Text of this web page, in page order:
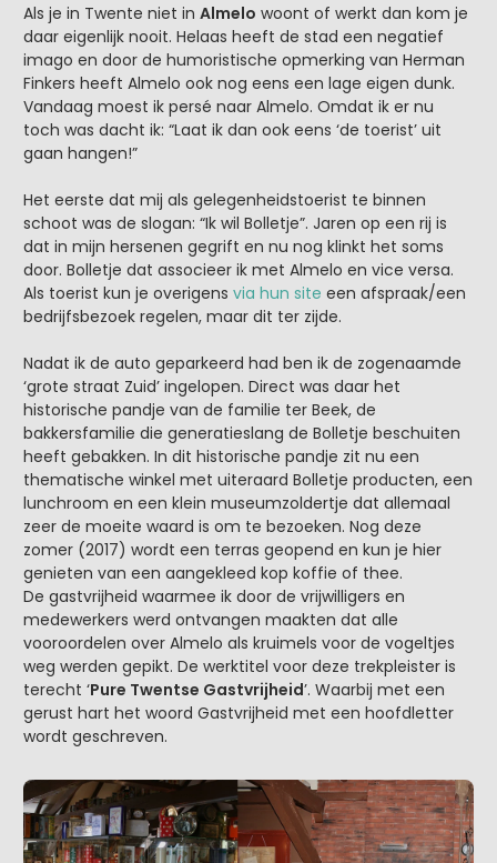
Als je in Twente niet in Almelo woont of werkt dan kom je
daar eigenlijk nooit. Helaas heeft de stad een negatief
imago en door de humoristische opmerking van Herman
Finkers heeft Almelo ook nog eens een lage eigen dunk.
Vandaag moest ik persé naar Almelo. Omdat ik er nu
toch was dacht ik: “Laat ik dan ook eens ‘de toerist’ uit
gaan hangen!”
Het eerste dat mij als gelegenheidstoerist te binnen
schoot was de slogan: “Ik wil Bolletje”. Jaren op een rij is
dat in mijn hersenen gegrift en nu nog klinkt het soms
door. Bolletje dat associeer ik met Almelo en vice versa.
Als toerist kun je overigens via hun site een afspraak/een
bedrijfsbezoek regelen, maar dit ter zijde.
Nadat ik de auto geparkeerd had ben ik de zogenaamde
‘grote straat Zuid’ ingelopen. Direct was daar het
historische pandje van de familie ter Beek, de
bakkersfamilie die generatieslang de Bolletje beschuiten
heeft gebakken. In dit historische pandje zit nu een
thematische winkel met uiteraard Bolletje producten, een
lunchroom en een klein museumzoldertje dat allemaal
zeer de moeite waard is om te bezoeken. Nog deze
zomer (2017) wordt een terras geopend en kun je hier
genieten van een aangekleed kop koffie of thee.
De gastvrijheid waarmee ik door de vrijwilligers en
medewerkers werd ontvangen maakten dat alle
vooroordelen over Almelo als kruimels voor de vogeltjes
weg werden gepikt. De werktitel voor deze trekpleister is
terecht ‘Pure Twentse Gastvrijheid’. Waarbij met een
gerust hart het woord Gastvrijheid met een hoofdletter
wordt geschreven.